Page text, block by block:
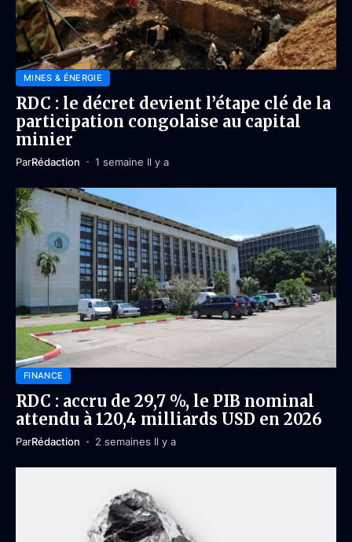
MINES & ÉNERGIE
RDC : le décret devient l’étape clé de la
participation congolaise au capital
minier
ParRédaction 1 semaine Il y a
FINANCE
RDC : accru de 29,7 %, le PIB nominal
attendu à 120,4 milliards USD en 2026
ParRédaction 2 semaines Il y a